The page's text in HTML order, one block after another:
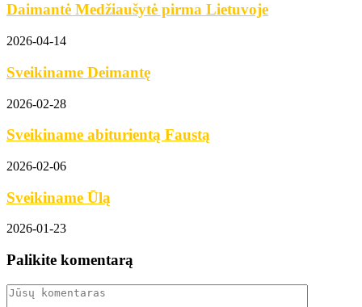
Daimantė Medžiaušytė pirma Lietuvoje
2026-04-14
Sveikiname Deimantę
2026-02-28
Sveikiname abiturientą Faustą
2026-02-06
Sveikiname Ūlą
2026-01-23
Palikite komentarą